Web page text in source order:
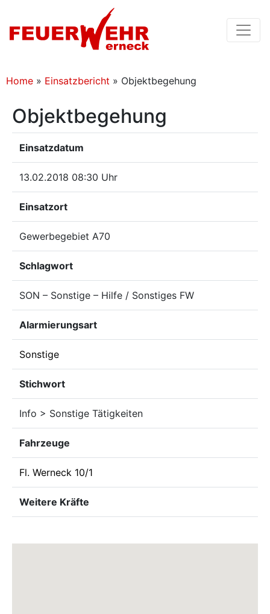
Home » Einsatzbericht » Objektbegehung
Objektbegehung
Einsatzdatum
13.02.2018 08:30 Uhr
Einsatzort
Gewerbegebiet A70
Schlagwort
SON – Sonstige – Hilfe / Sonstiges FW
Alarmierungsart
Sonstige
Stichwort
Info > Sonstige Tätigkeiten
Fahrzeuge
Fl. Werneck 10/1
Weitere Kräfte